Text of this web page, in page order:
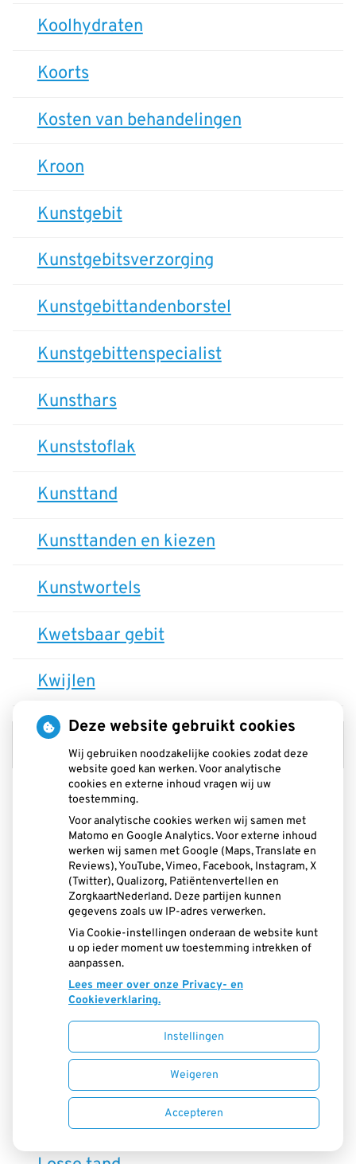
Koolhydraten
Koorts
Kosten van behandelingen
Kroon
Kunstgebit
Kunstgebitsverzorging
Kunstgebittandenborstel
Kunstgebittenspecialist
Kunsthars
Kunststoflak
Kunsttand
Kunsttanden en kiezen
Kunstwortels
Kwetsbaar gebit
Kwijlen
L
Laboratorium
Lachgas
Laser
Lekkers
Levende micro-organismen
Lightfrisdranken
Deze website gebruikt cookies
Wij gebruiken noodzakelijke cookies zodat deze
website goed kan werken. Voor analytische
cookies en externe inhoud vragen wij uw
toestemming.
Voor analytische cookies werken wij samen met
Matomo en Google Analytics. Voor externe inhoud
werken wij samen met Google (Maps, Translate en
Reviews), YouTube, Vimeo, Facebook, Instagram, X
(Twitter), Qualizorg, Patiëntenvertellen en
ZorgkaartNederland. Deze partijen kunnen
gegevens zoals uw IP-adres verwerken.
Via Cookie-instellingen onderaan de website kunt
u op ieder moment uw toestemming intrekken of
aanpassen.
Lees meer over onze Privacy- en
Cookieverklaring.
Instellingen
Weigeren
Accepteren